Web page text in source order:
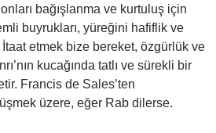
bağışlanma ve kurtuluş için
buyrukları, yüreğini hafiflik ve
İtaat etmek bize bereket, özgürlük ve
kucağında tatlı ve sürekli bir
Francis de Sales’ten
üzere, eğer Rab dilerse.